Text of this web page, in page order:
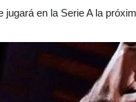
jugará en la Serie A la